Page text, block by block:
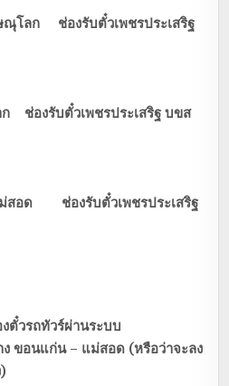
ณุโลก ช่องรับตั๋วเพชรประเสริฐ
ช่องรับตั๋วเพชรประเสริฐ บขส
ม่สอด ช่องรับตั๋วเพชรประเสริฐ
ตั๋วรถทัวร์ผ่านระบบ
ขอนแก่น – แม่สอด (หรือว่าจะลง